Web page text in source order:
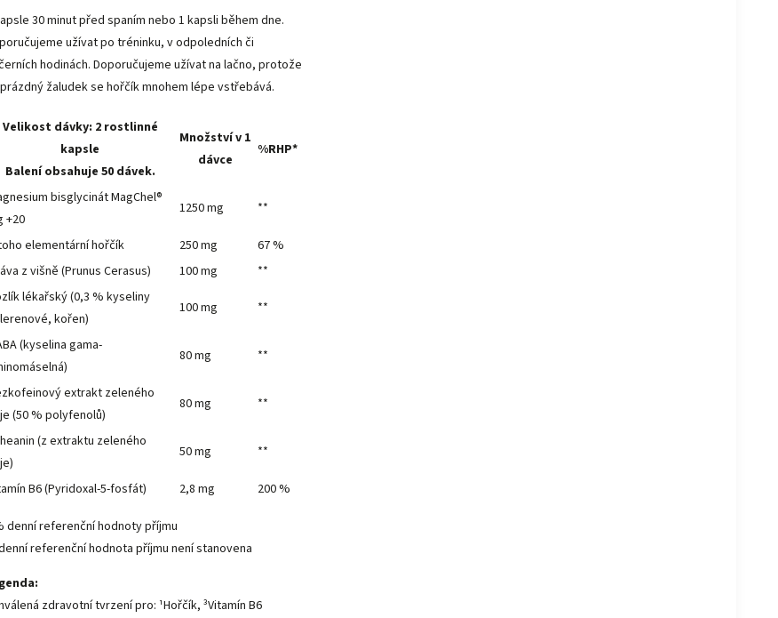
30 minut před spaním nebo 1 kapsli během dne.
užívat po tréninku, v odpoledních či
hodinách. Doporučujeme užívat na lačno, protože
žaludek se hořčík mnohem lépe vstřebává.
Velikost dávky: 2 rostlinné
kapsle
Balení obsahuje 50 dávek.
Množství v 1
dávce
%RHP*
bisglycinát MagChel®
+20
1250 mg **
elementární hořčík 250 mg
67 %
z višně (Prunus Cerasus)
100 mg
**
lékařský (0,3 % kyseliny
kořen)
100 mg **
(kyselina gama-
80 mg **
extrakt zeleného
(50 % polyfenolů)
80 mg **
(z extraktu zeleného
50 mg **
B6 (Pyridoxal-5-fosfát) 2,8 mg 200 %
denní referenční hodnoty příjmu
referenční hodnota příjmu není stanovena
zdravotní tvrzení pro: ¹Hořčík, ³Vitamín B6